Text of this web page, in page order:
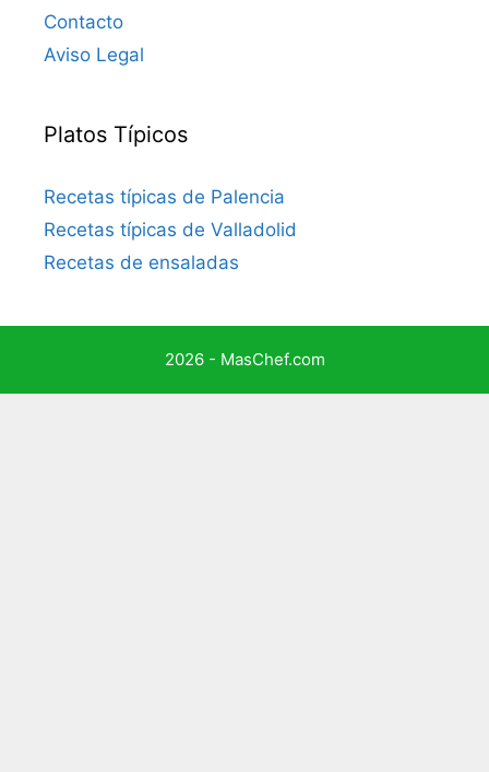
Contacto
Aviso Legal
Platos Típicos
Recetas típicas de Palencia
Recetas típicas de Valladolid
Recetas de ensaladas
2026 - MasChef.com